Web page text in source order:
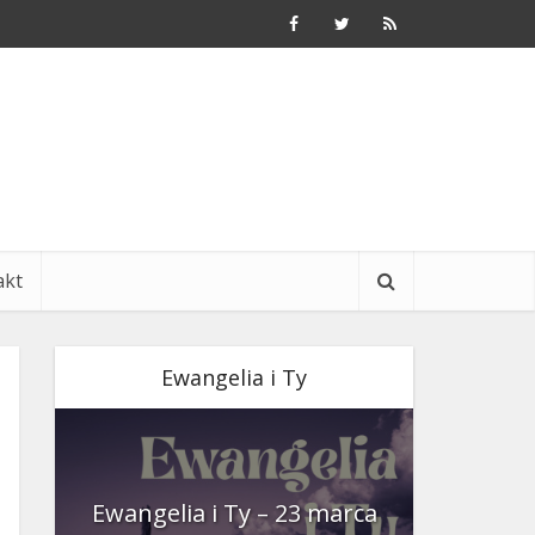
Ewangelia i Ty
Ewangelia i Ty – 23 marca